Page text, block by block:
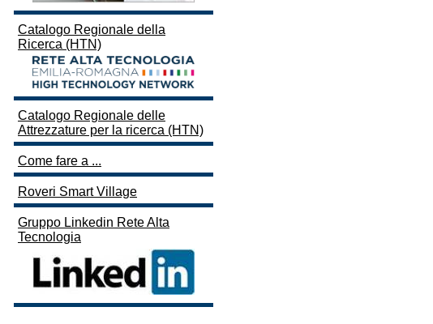
Catalogo Regionale della
Ricerca (HTN)
Catalogo Regionale delle
Attrezzature per la ricerca (HTN)
Come fare a ...
Roveri Smart Village
Gruppo Linkedin Rete Alta
Tecnologia